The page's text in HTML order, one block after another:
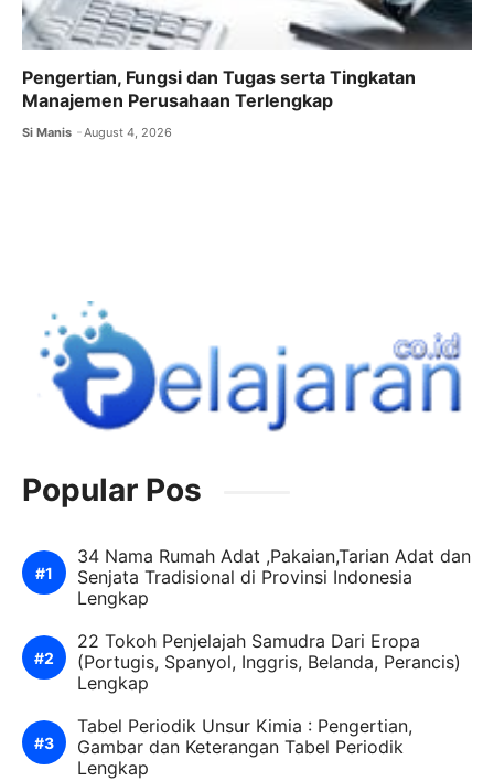
Pengertian, Fungsi dan Tugas serta Tingkatan
Manajemen Perusahaan Terlengkap
Si Manis August 4, 2026
Popular Pos
34 Nama Rumah Adat ,Pakaian,Tarian Adat dan
Senjata Tradisional di Provinsi Indonesia
Lengkap
22 Tokoh Penjelajah Samudra Dari Eropa
(Portugis, Spanyol, Inggris, Belanda, Perancis)
Lengkap
Tabel Periodik Unsur Kimia : Pengertian,
Gambar dan Keterangan Tabel Periodik
Lengkap